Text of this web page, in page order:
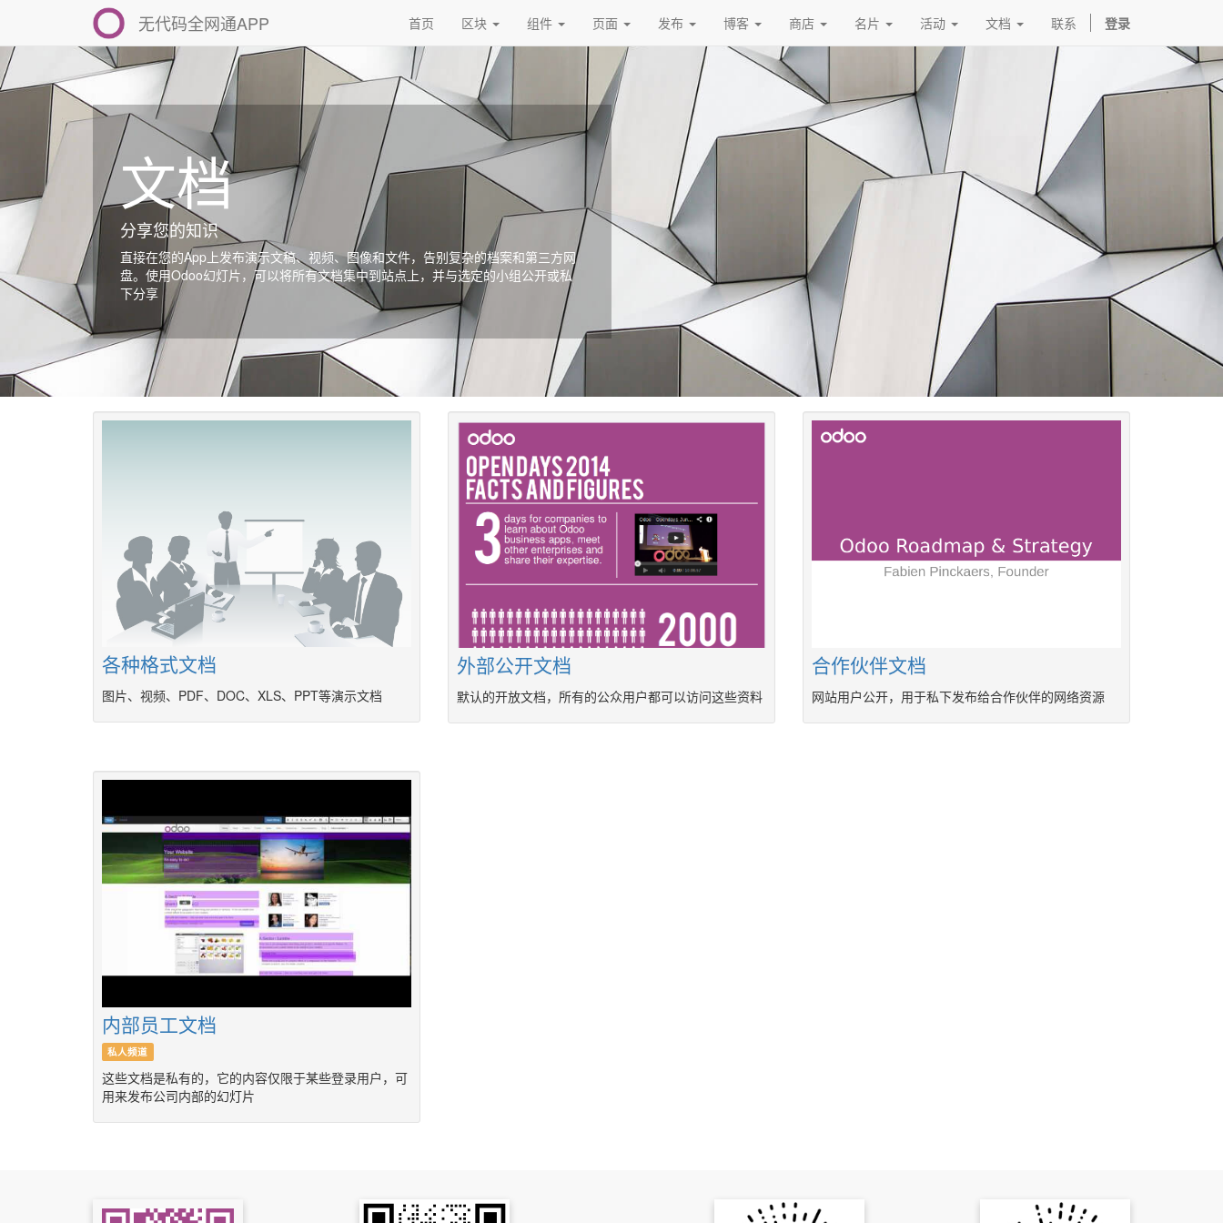
无代码全网通APP 首页 区块 组件 页面 发布 博客 商店 名片 活动 文档 联系 登录
文档
分享您的知识
直接在您的App上发布演示文稿、视频、图像和文件，告别复杂的档案和第三方网
盘。使用Odoo幻灯片，可以将所有文档集中到站点上，并与选定的小组公开或私
下分享
各种格式文档
图片、视频、PDF、DOC、XLS、PPT等演示文档
外部公开文档
默认的开放文档，所有的公众用户都可以访问这些资料
合作伙伴文档
网站用户公开，用于私下发布给合作伙伴的网络资源
内部员工文档
私人频道
这些文档是私有的，它的内容仅限于某些登录用户，可
用来发布公司内部的幻灯片